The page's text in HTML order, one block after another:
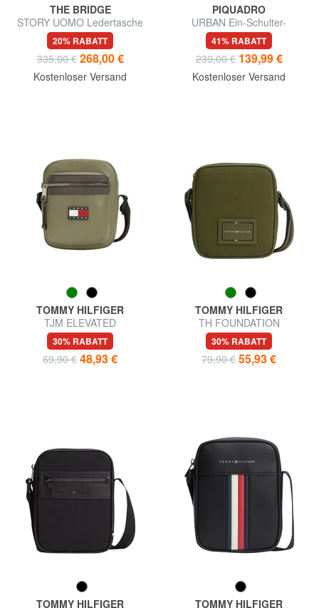
THE BRIDGE
STORY UOMO Ledertasche
mit Tasche
20% RABATT
335,00 € 268,00 €
Kostenloser Versand
PIQUADRO
URBAN Ein-Schulter-
Rucksack mit iPad®mini-
Halterung
41% RABATT
239,00 € 139,99 €
Kostenloser Versand
TOMMY HILFIGER
TJM ELEVATED
Umhängetasche
30% RABATT
69,90 € 48,93 €
TOMMY HILFIGER
TH FOUNDATION
Umhängetasche
30% RABATT
79,90 € 55,93 €
TOMMY HILFIGER TOMMY HILFIGER